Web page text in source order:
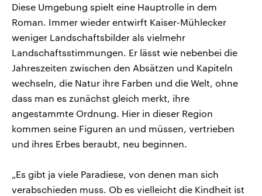
Diese Umgebung spielt eine Hauptrolle in dem
Roman. Immer wieder entwirft Kaiser-Mühlecker
weniger Landschaftsbilder als vielmehr
Landschaftsstimmungen. Er lässt wie nebenbei die
Jahreszeiten zwischen den Absätzen und Kapiteln
wechseln, die Natur ihre Farben und die Welt, ohne
dass man es zunächst gleich merkt, ihre
angestammte Ordnung. Hier in dieser Region
kommen seine Figuren an und müssen, vertrieben
und ihres Erbes beraubt, neu beginnen.
„Es gibt ja viele Paradiese, von denen man sich
verabschieden muss. Ob es vielleicht die Kindheit ist